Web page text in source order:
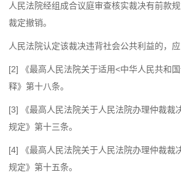
人民法院经组成合议庭审查核实裁决有前款
裁定撤销。
人民法院认定该裁决违背社会公共利益的，应
[2] 《最高人民法院关于适用<中华人民共和
释》第十八条。
[3] 《最高人民法院关于人民法院办理仲裁裁
规定》第十三条。
[4] 《最高人民法院关于人民法院办理仲裁裁
规定》第十五条。